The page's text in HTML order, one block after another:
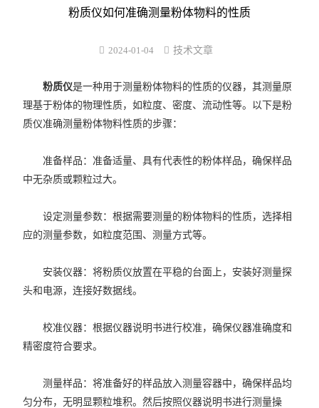
粉质仪如何准确测量粉体物料的性质
2024-01-04 技术文章
粉质仪是一种用于测量粉体物料的性质的仪器，其测量原
理基于粉体的物理性质，如粒度、密度、流动性等。以下是粉
质仪准确测量粉体物料性质的步骤：
准备样品：准备适量、具有代表性的粉体样品，确保样品
中无杂质或颗粒过大。
设定测量参数：根据需要测量的粉体物料的性质，选择相
应的测量参数，如粒度范围、测量方式等。
安装仪器：将粉质仪放置在平稳的台面上，安装好测量探
头和电源，连接好数据线。
校准仪器：根据仪器说明书进行校准，确保仪器准确度和
精密度符合要求。
测量样品：将准备好的样品放入测量容器中，确保样品均
匀分布，无明显颗粒堆积。然后按照仪器说明书进行测量操